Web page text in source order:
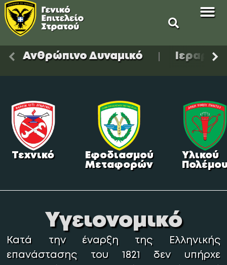
Scroll left
Ανθρώπινο Δυναμικό Ιεραρχία
Τεχνικό
Εφοδιασμού
Μεταφορών
Υλικού
Υγειονομικό
Κατά την έναρξη της Ελληνικής
επανάστασης του 1821 δεν υπήρχε